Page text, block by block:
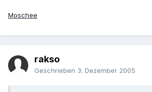
Moschee
rakso
Geschrieben 3. Dezember 2005